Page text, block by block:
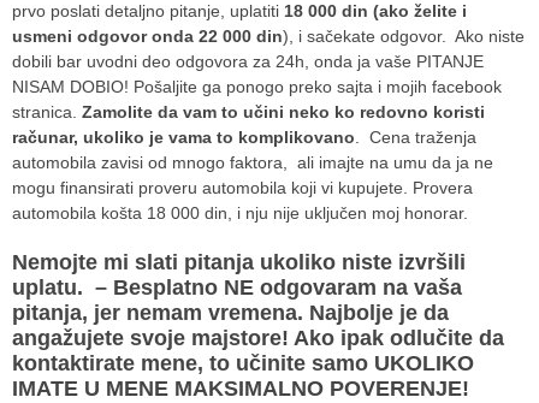
prvo poslati detaljno pitanje, uplatiti 18 000 din (ako želite i
usmeni odgovor onda 22 000 din), i sačekate odgovor. Ako niste
dobili bar uvodni deo odgovora za 24h, onda ja vaše PITANJE
NISAM DOBIO! Pošaljite ga ponogo preko sajta i mojih facebook
stranica. Zamolite da vam to učini neko ko redovno koristi
računar, ukoliko je vama to komplikovano . Cena traženja
automobila zavisi od mnogo faktora, ali imajte na umu da ja ne
mogu finansirati proveru automobila koji vi kupujete. Provera
automobila košta 18 000 din, i nju nije uključen moj honorar.
Nemojte mi slati pitanja ukoliko niste izvršili
uplatu. – Besplatno NE odgovaram na vaša
pitanja, jer nemam vremena. Najbolje je da
angažujete svoje majstore! Ako ipak odlučite da
kontaktirate mene, to učinite samo UKOLIKO
IMATE U MENE MAKSIMALNO POVERENJE!